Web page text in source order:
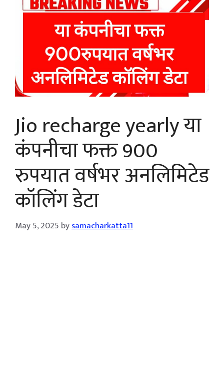
Jio recharge yearly या
कंपनीचा फक्त 900
रुपयात वर्षभर अनलिमिटेड
कॉलिंग डेटा
May 5, 2025 bysamacharkatta11